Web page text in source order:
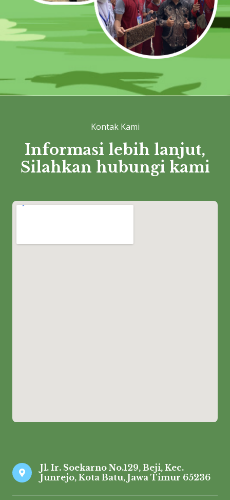
Kontak Kami
Informasi lebih lanjut,
Silahkan hubungi kami
Jl. Ir. Soekarno No.129, Beji, Kec.
Junrejo, Kota Batu, Jawa Timur 65236